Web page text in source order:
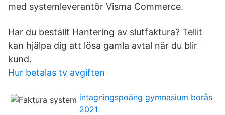
med systemleverantör Visma Commerce.
Har du beställt Hantering av slutfaktura? Tellit
kan hjälpa dig att lösa gamla avtal när du blir
kund.
Hur betalas tv avgiften
intagningspoäng gymnasium borås
2021